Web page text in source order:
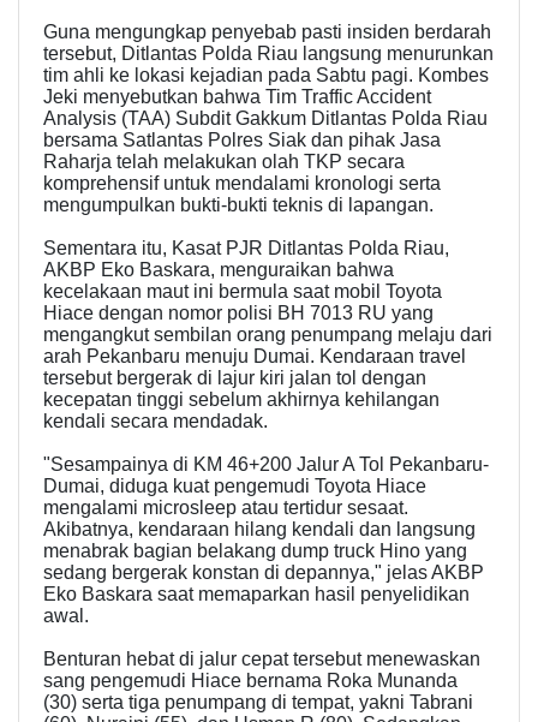
Guna mengungkap penyebab pasti insiden berdarah
tersebut, Ditlantas Polda Riau langsung menurunkan
tim ahli ke lokasi kejadian pada Sabtu pagi. Kombes
Jeki menyebutkan bahwa Tim Traffic Accident
Analysis (TAA) Subdit Gakkum Ditlantas Polda Riau
bersama Satlantas Polres Siak dan pihak Jasa
Raharja telah melakukan olah TKP secara
komprehensif untuk mendalami kronologi serta
mengumpulkan bukti-bukti teknis di lapangan.
Sementara itu, Kasat PJR Ditlantas Polda Riau,
AKBP Eko Baskara, menguraikan bahwa
kecelakaan maut ini bermula saat mobil Toyota
Hiace dengan nomor polisi BH 7013 RU yang
mengangkut sembilan orang penumpang melaju dari
arah Pekanbaru menuju Dumai. Kendaraan travel
tersebut bergerak di lajur kiri jalan tol dengan
kecepatan tinggi sebelum akhirnya kehilangan
kendali secara mendadak.
"Sesampainya di KM 46+200 Jalur A Tol Pekanbaru-
Dumai, diduga kuat pengemudi Toyota Hiace
mengalami microsleep atau tertidur sesaat.
Akibatnya, kendaraan hilang kendali dan langsung
menabrak bagian belakang dump truck Hino yang
sedang bergerak konstan di depannya," jelas AKBP
Eko Baskara saat memaparkan hasil penyelidikan
awal.
Benturan hebat di jalur cepat tersebut menewaskan
sang pengemudi Hiace bernama Roka Munanda
(30) serta tiga penumpang di tempat, yakni Tabrani